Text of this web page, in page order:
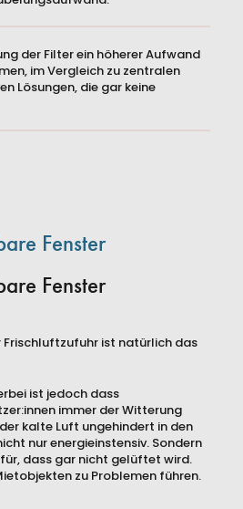
der Filter ein höherer Aufwand
im Vergleich zu zentralen
Lösungen, die gar keine
Fenster
Fenster
Frischluftzufuhr ist natürlich das
ist jedoch dass
immer der Witterung
kalte Luft ungehindert in den
nur energieinstensiv. Sondern
dass gar nicht gelüftet wird.
zu Problemen führen.